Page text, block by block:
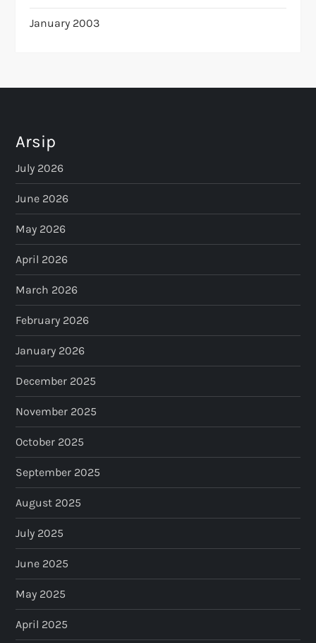
January 2003
Arsip
July 2026
June 2026
May 2026
April 2026
March 2026
February 2026
January 2026
December 2025
November 2025
October 2025
September 2025
August 2025
July 2025
June 2025
May 2025
April 2025